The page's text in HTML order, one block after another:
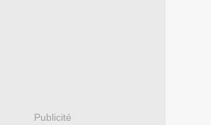
Publicité